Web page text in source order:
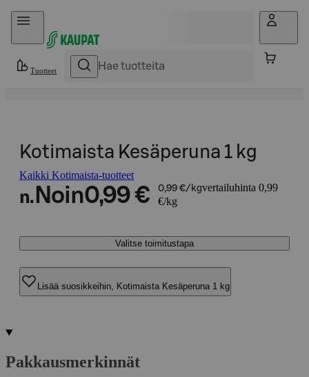
Hyppää sisältöön
Tuotteet
Kotimaista Kesäperuna 1 kg
Kaikki Kotimaista-tuotteet
n. Noin0,99 € 0,99 €/kgvertailuhinta 0,99
€/kg
Valitse toimitustapa
Lisää suosikkeihin, Kotimaista Kesäperuna 1 kg
Pakkausmerkinnät